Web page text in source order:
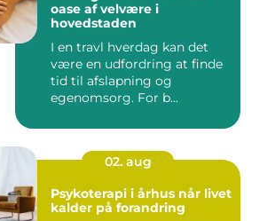
oase af velvære i
hovedstaden
I en travl hverdag kan det
være en udfordring at finde
tid til afslapning og
egenomsorg. For b...
02. aug
Psykoterapi i århus når livet
kalder på forandring